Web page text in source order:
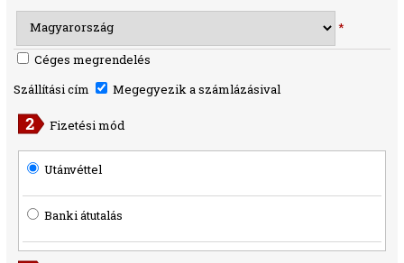
*
Céges megrendelés
Szállítási cím
Megegyezik a számlázásival
Fizetési mód
Utánvéttel
Banki átutalás